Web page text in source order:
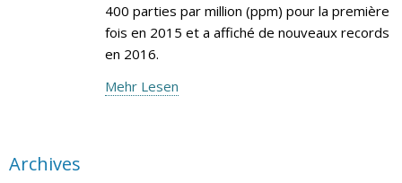
400 parties par million (ppm) pour la première
fois en 2015 et a affiché de nouveaux records
en 2016.
Mehr Lesen
Archives